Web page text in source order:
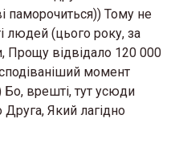
паморочиться)) Тому не
людей (цього року, за
Прощу відвідало 120 000
момент
Бо, врешті, тут усюди
Друга, Який лагідно